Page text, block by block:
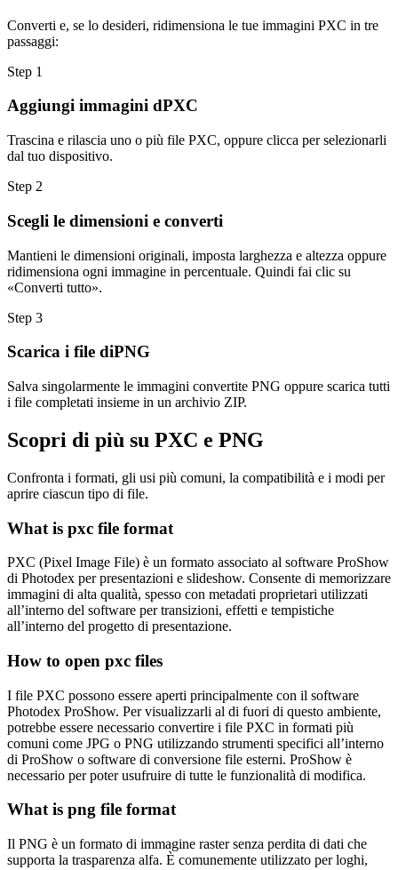
Converti e, se lo desideri, ridimensiona le tue immagini PXC in tre
passaggi:
Step 1
Aggiungi immagini dPXC
Trascina e rilascia uno o più file PXC, oppure clicca per selezionarli
dal tuo dispositivo.
Step 2
Scegli le dimensioni e converti
Mantieni le dimensioni originali, imposta larghezza e altezza oppure
ridimensiona ogni immagine in percentuale. Quindi fai clic su
«Converti tutto».
Step 3
Scarica i file diPNG
Salva singolarmente le immagini convertite PNG oppure scarica tutti
i file completati insieme in un archivio ZIP.
Scopri di più su PXC e PNG
Confronta i formati, gli usi più comuni, la compatibilità e i modi per
aprire ciascun tipo di file.
What is pxc file format
PXC (Pixel Image File) è un formato associato al software ProShow
di Photodex per presentazioni e slideshow. Consente di memorizzare
immagini di alta qualità, spesso con metadati proprietari utilizzati
all’interno del software per transizioni, effetti e tempistiche
all’interno del progetto di presentazione.
How to open pxc files
I file PXC possono essere aperti principalmente con il software
Photodex ProShow. Per visualizzarli al di fuori di questo ambiente,
potrebbe essere necessario convertire i file PXC in formati più
comuni come JPG o PNG utilizzando strumenti specifici all’interno
di ProShow o software di conversione file esterni. ProShow è
necessario per poter usufruire di tutte le funzionalità di modifica.
What is png file format
Il PNG è un formato di immagine raster senza perdita di dati che
supporta la trasparenza alfa. È comunemente utilizzato per loghi,